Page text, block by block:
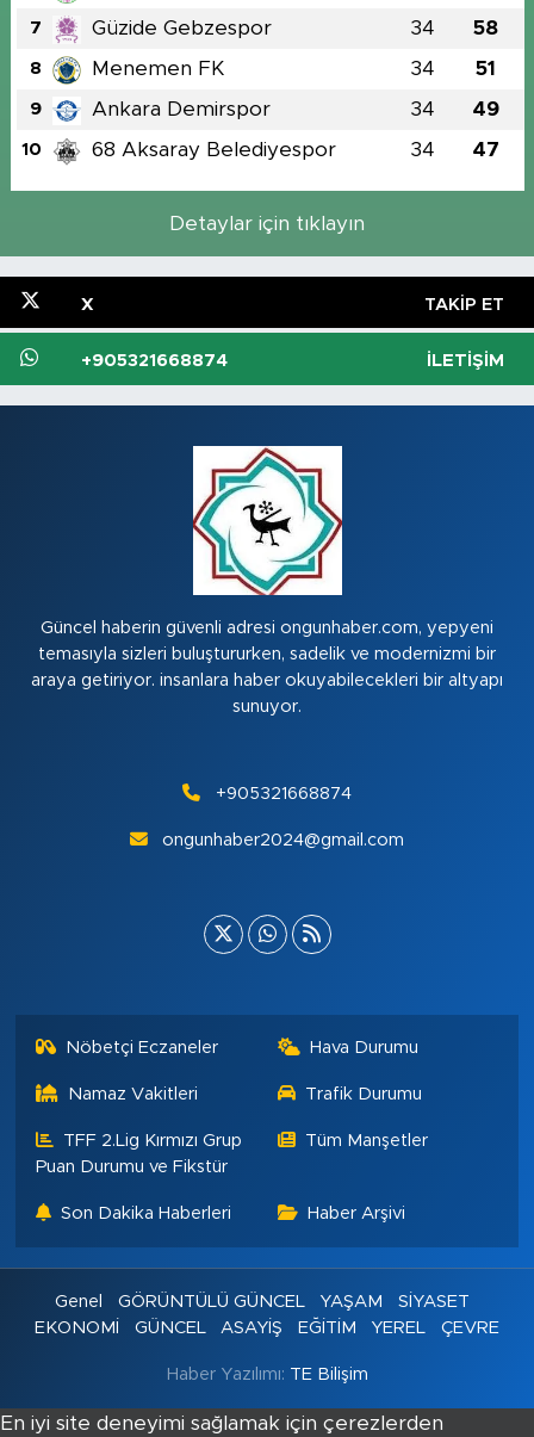
7 Güzide Gebzespor 34 58
8 Menemen FK 34 51
9 Ankara Demirspor 34 49
10 68 Aksaray Belediyespor 34 47
Detaylar için tıklayın
X TAKIP ET
+905321668874 İLETIŞIM
Güncel haberin güvenli adresi ongunhaber.com, yepyeni
temasıyla sizleri buluştururken, sadelik ve modernizmi bir
araya getiriyor. insanlara haber okuyabilecekleri bir altyapı
sunuyor.
+905321668874
ongunhaber2024@gmail.com
Nöbetçi Eczaneler Hava Durumu
Namaz Vakitleri Trafik Durumu
TFF 2.Lig Kırmızı Grup
Puan Durumu ve Fikstür
Tüm Manşetler
Son Dakika Haberleri Haber Arşivi
Genel GÖRÜNTÜLÜ GÜNCEL YAŞAM
SİYASET
EKONOMİ
GÜNCEL ASAYİŞ EĞİTİM YEREL ÇEVRE
Haber Yazılımı: TE Bilişim
En iyi site deneyimi sağlamak için çerezlerden